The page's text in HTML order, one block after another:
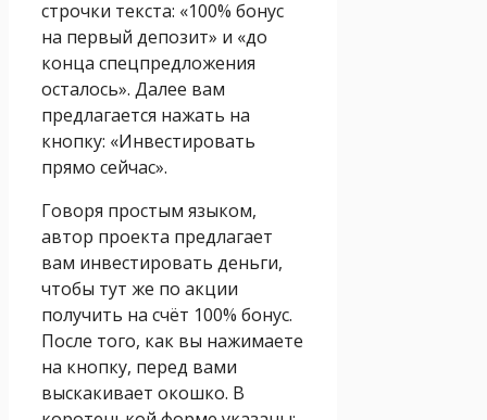
строчки текста: «100% бонус
на первый депозит» и «до
конца спецпредложения
осталось». Далее вам
предлагается нажать на
кнопку: «Инвестировать
прямо сейчас».
Говоря простым языком,
автор проекта предлагает
вам инвестировать деньги,
чтобы тут же по акции
получить на счёт 100% бонус.
После того, как вы нажимаете
на кнопку, перед вами
выскакивает окошко. В